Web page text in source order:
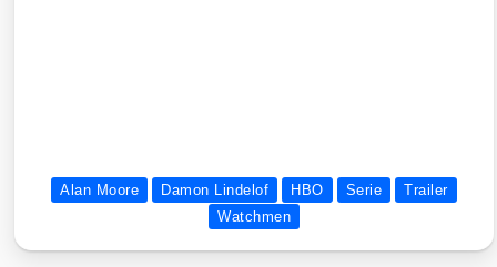
Alan Moore Damon Lindelof HBO Serie
Trailer
Watchmen